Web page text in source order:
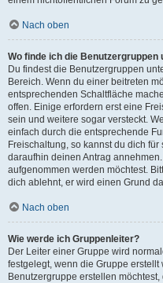
Nach oben
Wo finde ich die Benutzergruppen
Du findest die Benutzergruppen
Bereich. Wenn du einer beitreten
entsprechenden Schaltfläche
offen. Einige erfordern erst eine
sein und weitere sogar versteckt.
einfach durch die entsprechende
Freischaltung, so kannst du dich
daraufhin deinen Antrag
aufgenommen werden möchtest.
dich ablehnt, er wird einen Grund
Nach oben
Wie werde ich Gruppenleiter?
Der Leiter einer Gruppe wird
festgelegt, wenn die Gruppe
Benutzergruppe erstellen